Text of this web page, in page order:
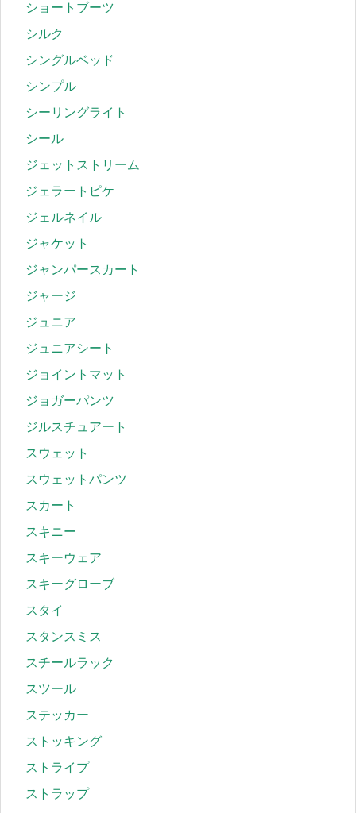
ショートブーツ
シルク
シングルベッド
シンプル
シーリングライト
シール
ジェットストリーム
ジェラートピケ
ジェルネイル
ジャケット
ジャンパースカート
ジャージ
ジュニア
ジュニアシート
ジョイントマット
ジョガーパンツ
ジルスチュアート
スウェット
スウェットパンツ
スカート
スキニー
スキーウェア
スキーグローブ
スタイ
スタンスミス
スチールラック
スツール
ステッカー
ストッキング
ストライプ
ストラップ